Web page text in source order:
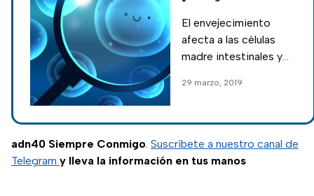
gastrointestinales
El envejecimiento
afecta a las células
madre intestinales y
mayor susceptibilidad
gastrointestinal.
29 marzo, 2019
adn40 Siempre Conmigo. Suscríbete a nuestro canal de
Telegram y lleva la información en tus manos